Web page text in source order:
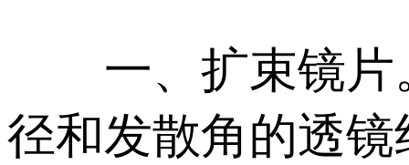
一、扩束镜片
径和发散角的透镜